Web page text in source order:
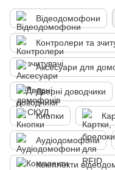
Відеодомофони
Контролери та
Аксесуари для
Дверні доводчики
Кнопки
Аудіодомофони
Комплекти